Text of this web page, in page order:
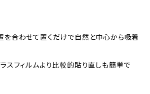
を合わせて置くだけで自然と中心から吸着
ラスフィルムより比較的貼り直しも簡単で